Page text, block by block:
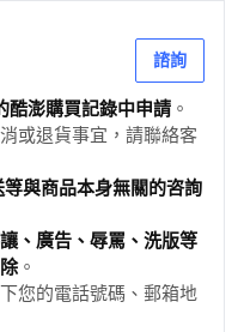
諮詢
酷澎購買記錄中申請 。
或退貨事宜，請聯絡客
與商品本身無關的咨詢
、廣告、辱罵、洗版等
。
您的電話號碼、郵箱地